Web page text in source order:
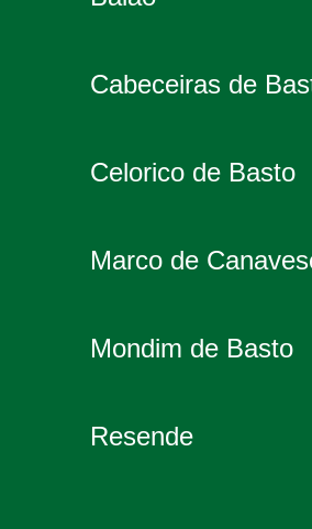
Cabeceiras de
Celorico de Basto
Marco de
Mondim de Basto
Resende